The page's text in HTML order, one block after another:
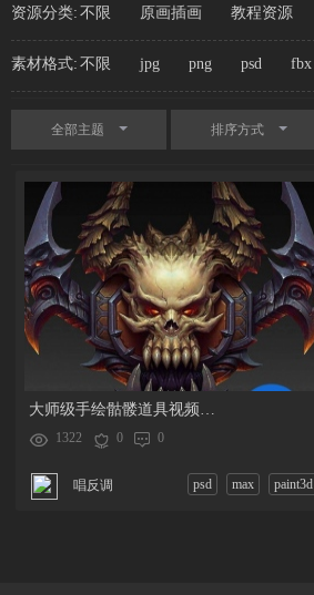
资源分类: 不限 原画插画 教程资源
素材格式: 不限 jpg png psd fbx
全部主题 排序方式
大师级手绘骷髅道具视频教程
1322 0 0
唱反调 psd max paint3d